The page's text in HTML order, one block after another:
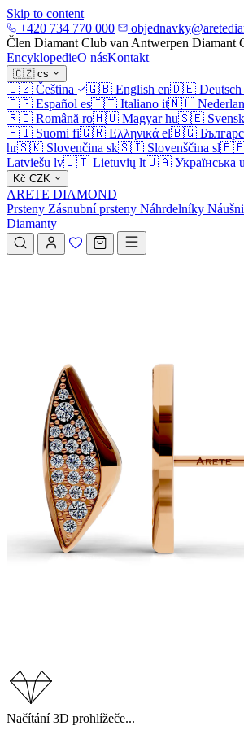
Skip to content
+420 734 770 000
Člen Diamant Club van Antwerpen Diamant
EncyklopedieO násKontakt
🇨🇿 cs
🇨🇿 Čeština 🇬🇧 English en🇩🇪 Deutsch
🇪🇸 Español es🇮🇹 Italiano it🇳🇱
🇷🇴 Română ro🇭🇺 Magyar hu🇸🇪
🇫🇮 Suomi fi🇬🇷 Ελληνικά el🇧🇬
hr🇸🇰 Slovenčina sk🇸🇮 Slovenščina sl
Latviešu lv🇱🇹 Lietuvių lt🇺🇦 Українська
Kč CZK
ARETE DIAMOND
Prsteny Zásnubní prsteny Náhrdelníky
Diamanty
Načítání 3D prohlížeče...